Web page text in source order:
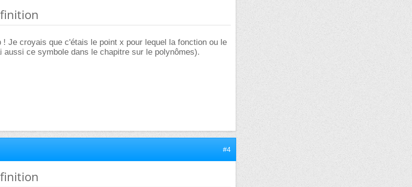
! Je croyais que c'étais le point x pour lequel la fonction ou le
aussi ce symbole dans le chapitre sur le polynômes).
#4